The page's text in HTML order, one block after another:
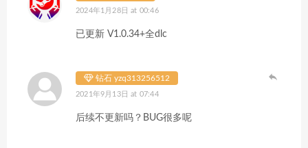
2024年1月28日 at 00:46
已更新 V1.0.34+全dlc
钻石 yzq313256512
2021年9月13日 at 07:44
后续不更新吗？BUG很多呢